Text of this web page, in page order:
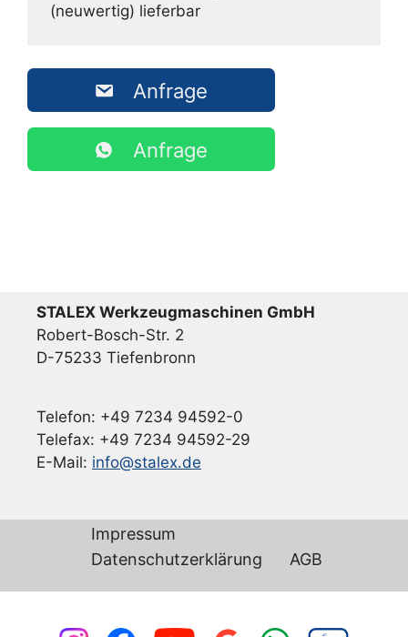
(neuwertig) lieferbar
Anfrage
Anfrage
STALEX Werkzeugmaschinen GmbH
Robert-Bosch-Str. 2
D-75233 Tiefenbronn
Telefon: +49 7234 94592-0
Telefax: +49 7234 94592-29
E-Mail: info@stalex.de
Impressum
Datenschutzerklärung
AGB